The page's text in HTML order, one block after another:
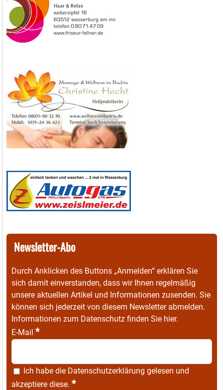
Newsletter-Abo
Durch Anklicken des Buttons „Anmelden“ erklären Sie
sich damit einverstanden, dass wir Ihnen regelmäßig
unsere aktuellen Artikel und Informationen zusenden. Sie
können sich jederzeit von diesem Newsletter abmelden.
Informationen zum Datenschutz finden Sie hier.
E-Mail *
Ich habe die Datenschutzerklärung gelesen und
akzeptiere diese. *